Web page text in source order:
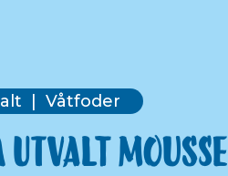
Våtfoder
utvalt mousse